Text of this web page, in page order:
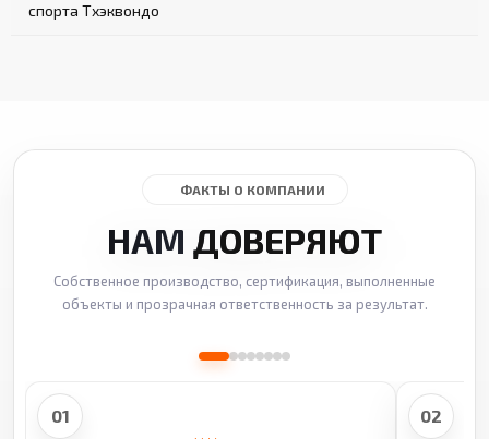
спорта Тхэквондо
ФАКТЫ О КОМПАНИИ
НАМ ДОВЕРЯЮТ
Собственное производство, сертификация, выполненные
объекты и прозрачная ответственность за результат.
01 02